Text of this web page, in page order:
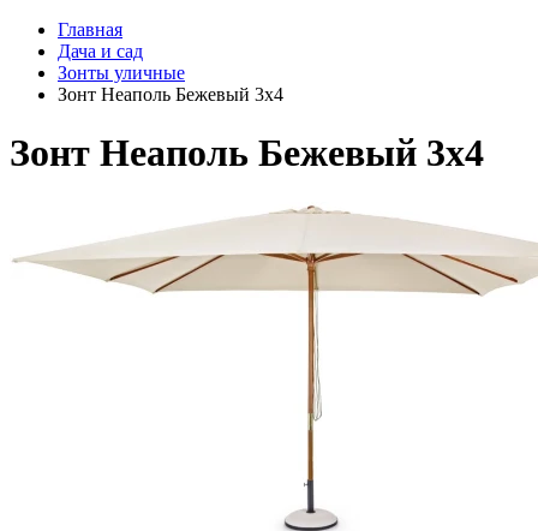
Главная
Дача и сад
Зонты уличные
Зонт Неаполь Бежевый 3х4
Зонт Неаполь Бежевый 3х4